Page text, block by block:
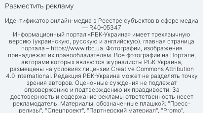
Разместить рекламу
Идентификатор онлайн-медиа в Реестре субъектов в сфере медиа
— R40-05347
Информационный портал «РБК-Украина» имеет трехязычную
версию (украинскую, русскую и английскую), главная страница
портала – https://www.rbc.ua. Фотографии, изображения
принадлежат их правообладателям. Все фотографии на Портале,
авторами которых являются журналисты РБК-Украина,
размещены на условиях лицензии Creative Commons Attribution
4.0 International. Редакция РБК-Украина может не разделять точку
зрения авторов. Оценочные суждения не подлежат
опровержению и подтверждению их правдивости. За
достоверность и содержание рекламы ответственность несет
рекламодатель. Материалы, обозначенные плашкой: "Пресс-
релизы", "Спецпроект", "Партнерский материал", "Promo",